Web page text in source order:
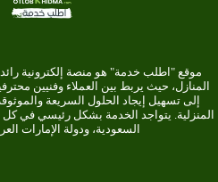
موقع "اطلب خدمة" هو منصة إلكترونية
المنازل، حيث يربط بين العملاء وفنيين
إلى تسهيل إيجاد الحلول السريعة
المنزلية. يتواجد الخدمة بشكل رئيسي في كل
السعودية، ودولة الإمارات